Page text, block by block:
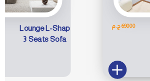
69000 ج.م
Lounge L-Shap
3 Seats Sofa